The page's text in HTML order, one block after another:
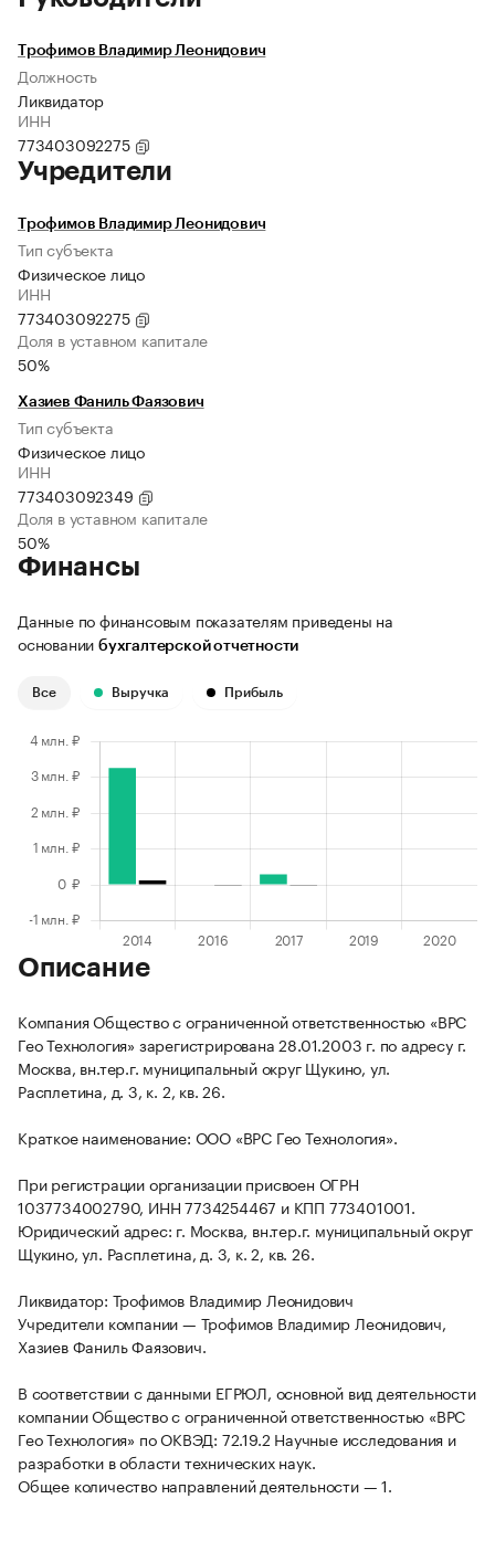
Трофимов Владимир Леонидович
Должность
Ликвидатор
ИНН
773403092275
Учредители
Трофимов Владимир Леонидович
Тип субъекта
Физическое лицо
ИНН
773403092275
Доля в уставном капитале
50%
Хазиев Фаниль Фаязович
Тип субъекта
Физическое лицо
ИНН
773403092349
Доля в уставном капитале
50%
Финансы
Данные по финансовым показателям приведены на
основании бухгалтерской отчетности
Все Выручка Прибыль
Описание
Компания Общество с ограниченной ответственностью «ВРС
Гео Технология» зарегистрирована 28.01.2003 г. по адресу г.
Москва, вн.тер.г. муниципальный округ Щукино, ул.
Расплетина, д. 3, к. 2, кв. 26.
Краткое наименование: ООО «ВРС Гео Технология».
При регистрации организации присвоен ОГРН
1037734002790, ИНН 7734254467 и КПП 773401001.
Юридический адрес: г. Москва, вн.тер.г. муниципальный округ
Щукино, ул. Расплетина, д. 3, к. 2, кв. 26.
Ликвидатор: Трофимов Владимир Леонидович
Учредители компании — Трофимов Владимир Леонидович,
Хазиев Фаниль Фаязович.
В соответствии с данными ЕГРЮЛ, основной вид деятельности
компании Общество с ограниченной ответственностью «ВРС
Гео Технология» по ОКВЭД: 72.19.2 Научные исследования и
разработки в области технических наук.
Общее количество направлений деятельности — 1.